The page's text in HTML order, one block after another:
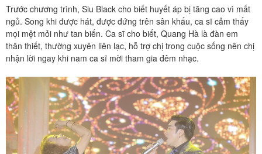
Trước chương trình, Siu Black cho biết huyết áp bị tăng cao vì mất
ngủ. Song khi được hát, được đứng trên sân khấu, ca sĩ cảm thấy
mọi mệt mỏi như tan biến. Ca sĩ cho biết, Quang Hà là đàn em
thân thiết, thường xuyên liên lạc, hỗ trợ chị trong cuộc sống nên chị
nhận lời ngay khi nam ca sĩ mời tham gia đêm nhạc.